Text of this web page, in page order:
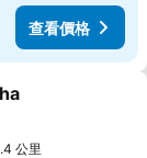
查看價格
公里